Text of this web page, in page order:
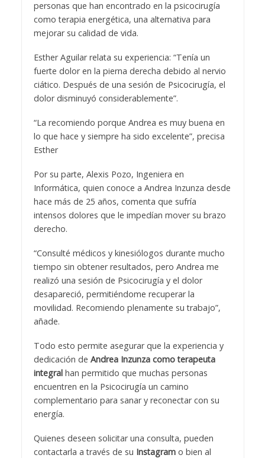
personas que han encontrado en la psicocirugía
como terapia energética, una alternativa para
mejorar su calidad de vida.
Esther Aguilar relata su experiencia: “Tenía un
fuerte dolor en la pierna derecha debido al nervio
ciático. Después de una sesión de Psicocirugía, el
dolor disminuyó considerablemente”.
“La recomiendo porque Andrea es muy buena en
lo que hace y siempre ha sido excelente”, precisa
Esther
Por su parte, Alexis Pozo, Ingeniera en
Informática, quien conoce a Andrea Inzunza desde
hace más de 25 años, comenta que sufría
intensos dolores que le impedían mover su brazo
derecho.
“Consulté médicos y kinesiólogos durante mucho
tiempo sin obtener resultados, pero Andrea me
realizó una sesión de Psicocirugía y el dolor
desapareció, permitiéndome recuperar la
movilidad. Recomiendo plenamente su trabajo”,
añade.
Todo esto permite asegurar que la experiencia y
dedicación de Andrea Inzunza como terapeuta
integralhan permitido que muchas personas
encuentren en la Psicocirugía un camino
complementario para sanar y reconectar con su
energía.
Quienes deseen solicitar una consulta, pueden
contactarla a través de su Instagramo bien al